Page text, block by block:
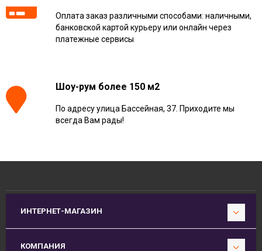
Оплата заказ различными способами: наличными,
банковской картой курьеру или онлайн через
платежные сервисы
Шоу-рум более 150 м2
По адресу улица Бассейная, 37. Приходите мы
всегда Вам рады!
ИНТЕРНЕТ-МАГАЗИН
КОМПАНИЯ